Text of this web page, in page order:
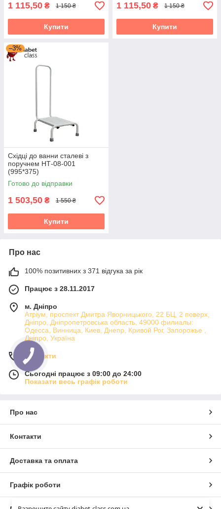
1 115,50 ₴ 1 150 ₴
Купити
1 115,50 ₴ 1 150 ₴
Купити
–3%
Східці до ванни сталеві з
поручнем НТ-08-001
(995*375)
Готово до відправки
1 503,50 ₴ 1 550 ₴
Купити
Про нас
100% позитивних з 371 відгука за рік
Працює з 28.11.2017
м. Дніпро
Атріум, проспект Дмитра Яворницького, 22 БЦ, 2 поверх,
Дніпро, Дніпропетровська область, 49000 филиалы:
Одесса, Винница, Киев, Днепр, Кривой Рог, Запорожье ,
Дніпро, Україна
Контакти
Сьогодні працює з 09:00 до 24:00
Показати весь графік роботи
Про нас
Контакти
Доставка та оплата
Графік роботи